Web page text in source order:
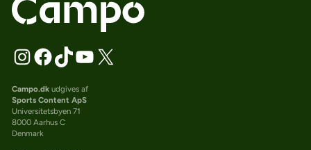
Campo.dkudgives af
Sports Content ApS
Universitetsbyen 71
8000 Aarhus C
Denmark